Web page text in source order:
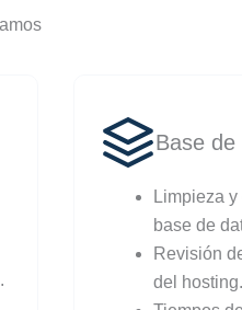
Base
Limpieza
base de
Revisión
del hosting.